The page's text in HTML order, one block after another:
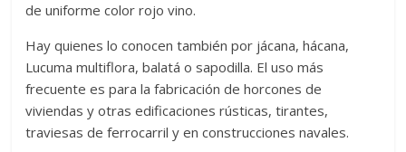
de uniforme color rojo vino.
Hay quienes lo conocen también por jácana, hácana,
Lucuma multiflora, balatá o sapodilla. El uso más
frecuente es para la fabricación de horcones de
viviendas y otras edificaciones rústicas, tirantes,
traviesas de ferrocarril y en construcciones navales.